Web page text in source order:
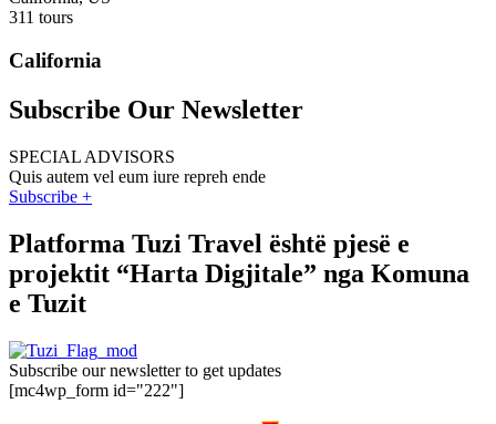
311 tours
California
Subscribe Our Newsletter
SPECIAL ADVISORS
Quis autem vel eum iure repreh ende
Subscribe +
Platforma Tuzi Travel është pjesë e
projektit “Harta Digjitale” nga Komuna
e Tuzit
Subscribe our newsletter to get updates
[mc4wp_form id="222"]